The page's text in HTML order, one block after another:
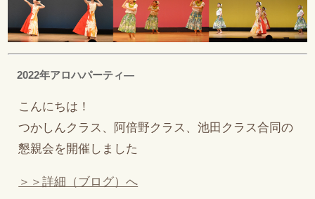
2022年アロハパーティ―
こんにちは！
つかしんクラス、阿倍野クラス、池田クラス合同の
懇親会を開催しました
＞＞詳細（ブログ）へ